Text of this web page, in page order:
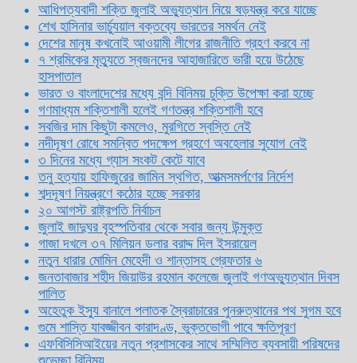
আধিপত্যবাদী শক্তি জুলাই অভ্যুত্থান নিয়ে ষড়যন্ত্র করে যাচ্ছে
শেখ হাসিনার ভার্চ্যুয়াল বক্তব্যে ভারতের সমর্থন নেই
দেশের মানুষ কখনোই আওয়ামী লীগের রাজনীতি গ্রহণ করবে না
৭ শ্রমিকের মৃত্যুতে স্বজনদের আহাজারিতে ভারী হয়ে উঠেছে
হাসপাতাল
ভারত ও বাংলাদেশের মধ্যে বন্দি বিনিময় চুক্তি উপেক্ষা করা হচ্ছে
গণমাধ্যম শক্তিশালী হলেই গণতন্ত্র শক্তিশালী হবে
সবজির দাম কিছুটা কমলেও, মুরগিতে স্বস্তি নেই
নদীদূষণ রোধে সমন্বিত পদক্ষেপ গ্রহণে অবহেলার সুযোগ নেই
৩ দিনের মধ্যে গ্যাস সংকট কেটে যাবে
তনু হত্যায় হাফিজুরের জামিন স্থগিত, আত্মসমর্পণের নির্দেশ
শব্দদূষণ নিয়ন্ত্রণে কঠোর হচ্ছে সরকার
২০ আগস্ট রাষ্ট্রপতি নির্বাচন
জুলাই জাদুঘর বৃহস্পতিবার থেকে সবার জন্য উন্মুক্ত
গাজা দখলে ৩৭ মিলিয়ন ডলার বরাদ্দ দিল ইসরায়েল
নতুন ধারার মোমিন মেহেদী ও শান্তাসহ গ্রেফতার ৬
জনতাবাজার শহীদ জিয়াউর রহমান কলেজে জুলাই গণঅভ্যুত্থান দিবস
পালিত
অহেতুক ইস্যু বানালে পলাতক স্বৈরাচারের পুনরুত্থানের পথ সুগম হবে
গুমে শাস্তি যাবজ্জীবন কারাদণ্ড, ভুক্তভোগী পাবে ক্ষতিপূরণ
এফবিসিসিআইয়ের নতুন প্রশাসকের সাথে সম্মিলিত ব্যবসায়ী পরিষদের